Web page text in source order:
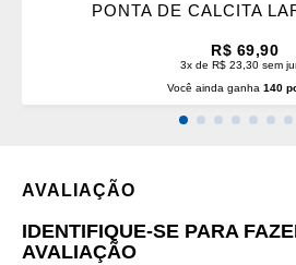
PONTA DE CALCITA
R$ 69,90
3x de R$ 23,30 sem
Você ainda ganha 140
AVALIAÇÃO
IDENTIFIQUE-SE PARA
AVALIAÇÃO